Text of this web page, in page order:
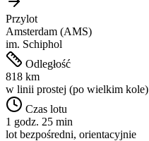
Przylot
Amsterdam (AMS)
im. Schiphol
Odległość
818 km
w linii prostej (po wielkim kole)
Czas lotu
1 godz. 25 min
lot bezpośredni, orientacyjnie